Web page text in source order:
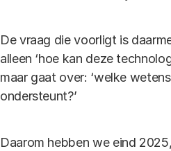
De vraag die voorligt is
alleen ‘hoe kan deze
maar gaat over: ‘welke
ondersteunt?’
Daarom hebben we eind